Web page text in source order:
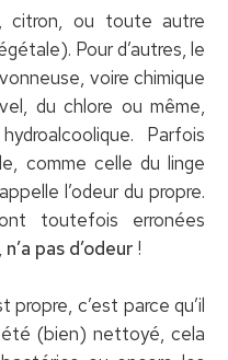
citron, ou toute autre
Pour d’autres, le
voire chimique
du chlore ou même,
Parfois
comme celle du linge
l’odeur du propre.
toutefois erronées
pas d’odeur !
c’est parce qu’il
(bien) nettoyé, cela